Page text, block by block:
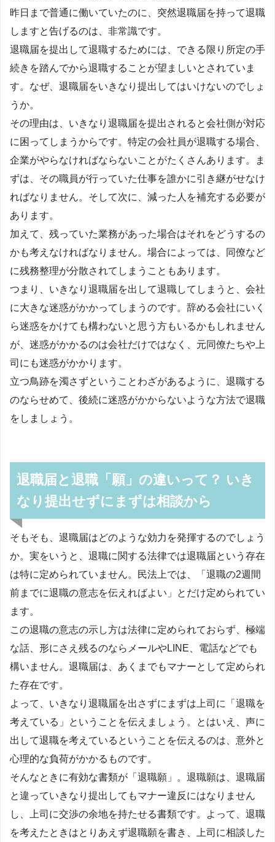
昨日まで普通に働いていたのに、突然退職届を持って退職
しますと告げるのは、非常識です。
退職届を提出して退職するためには、できる限り所定の手
続きを踏んでから退職することが望ましいとされていま
す。なぜ、退職届をいきなり提出してはいけないのでしょ
うか。
その理由は、いきなり退職届を提出されると会社側が対応
に困ってしまうからです。特定の会社員が退職する場合、
企業がやらなければならないことがたくさんあります。ま
ずは、その職員が行っていた仕事を誰かに引き継がせなけ
ればなりません。そして次に、減った人を補充する必要が
あります。
加えて、残っていた業務があった場合はそれをどうするの
かも考えなければなりません。場合によっては、同僚など
に残務整理が分散されてしまうこともあります。
つまり、いきなり退職届を出して退職してしまうと、会社
に大きな迷惑がかかってしまうのです。辞める会社にいく
ら迷惑をかけても構わないと思う方もいるかもしれません
が、迷惑がかかるのは会社だけではなく、元同僚たちや上
司にも迷惑がかかります。
立つ鳥跡を濁さずということわざがあるように、退職する
のならせめて、後続に迷惑がかからないような方法で退職
をしましょう。
退職届と退職「願」の違いって？ いき
なり提出せずにまずは相談から
そもそも、退職届はどのような効力を発揮するのでしょう
か。実をいうと、退職に関する法律では退職届という存在
は特に定められていません。民法上では、「退職の2週間
前までに退職の意志を伝えればよい」とだけ定められてい
ます。
この退職の意志の示し方は法律に定められておらず、極端
な話、形にさえ残るのならメールやLINE、電話などでも
構いません。退職届は、あくまでもマナーとして定められ
た存在です。
よって、いきなり退職届を出さずにまずは上司に「退職を
考えている」ということを伝えましょう。とはいえ、声に
出して退職を考えているということを伝えるのは、意外と
心理的な負荷がかかるものです。
そんなときに有効な書類が「退職願」。退職願は、退職届
と違っていきなり提出してもマナー違反にはなりません
し、上司に交渉の余地を持たせる書類です。よって、退職
を考えたときはとりあえず退職願を書き、上司に相談した